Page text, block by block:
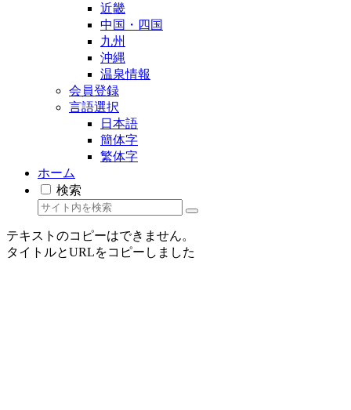
近畿
中国・四国
九州
沖縄
温泉情報
会員登録
言語選択
日本語
簡体字
繁体字
ホーム
検索
テキストのコピーはできません。
タイトルとURLをコピーしました